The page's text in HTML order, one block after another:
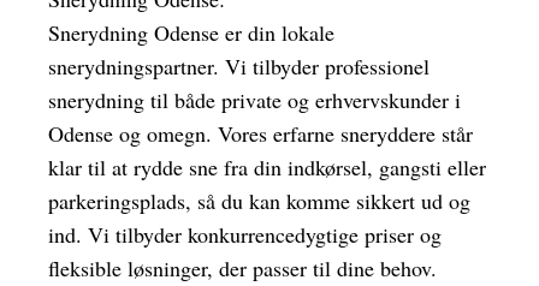
Snerydning Odense er din lokale
snerydningspartner. Vi tilbyder professionel
snerydning til både private og erhvervskunder i
Odense og omegn. Vores erfarne sneryddere står
klar til at rydde sne fra din indkørsel, gangsti eller
parkeringsplads, så du kan komme sikkert ud og
ind. Vi tilbyder konkurrencedygtige priser og
fleksible løsninger, der passer til dine behov.